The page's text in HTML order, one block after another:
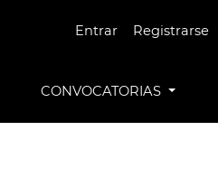
Entrar Registrarse
CONVOCATORIAS